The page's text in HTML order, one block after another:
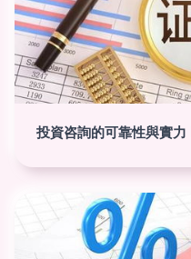
投資咨詢的可靠性與實